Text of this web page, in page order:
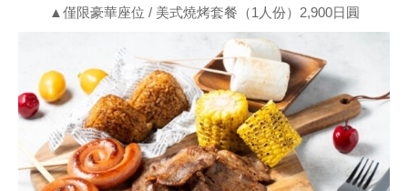
▲僅限豪華座位 / 美式燒烤套餐（1人份）2,900日圓